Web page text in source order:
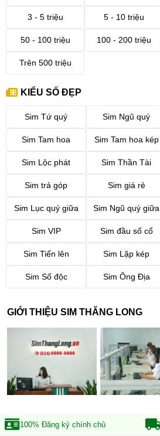
3 - 5 triệu 5 - 10 triệu
50 - 100 triệu 100 - 200 triệu
Trên 500 triệu
KIỂU SỐ ĐẸP
Sim Tứ quý Sim Ngũ quý
Sim Tam hoa Sim Tam hoa kép
Sim Lộc phát Sim Thần Tài
Sim trả góp Sim giá rẻ
Sim Lục quý giữa Sim Ngũ quý giữa
Sim VIP Sim đầu số cổ
Sim Tiến lên Sim Lặp kép
Sim Số độc Sim Ông Địa
GIỚI THIỆU SIM THĂNG LONG
100% Đăng ký chính chủ